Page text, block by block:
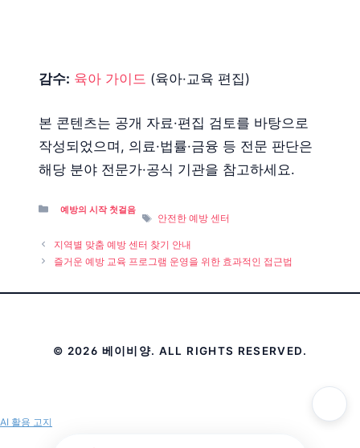
감수: 육아 가이드 (육아·교육 편집)
본 콘텐츠는 공개 자료·편집 검토를 바탕으로
작성되었으며, 의료·법률·금융 등 전문 판단은
해당 분야 전문가·공식 기관을 참고하세요.
Categories
예방의 시작 첫걸음
Tags
안전한 예방 센터
지역별 맞춤 예방 센터 찾기 안내
즐거운 예방 교육 프로그램 운영을 위한 효과적인 접근법
© 2026 베이비양. ALL RIGHTS RESERVED.
AI 활용 고지